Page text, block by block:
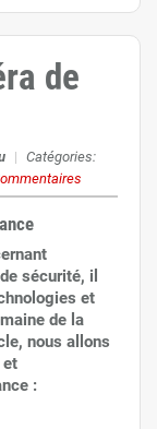
de
| Catégories:
sécurité, il
et
de la
nous allons
et
: